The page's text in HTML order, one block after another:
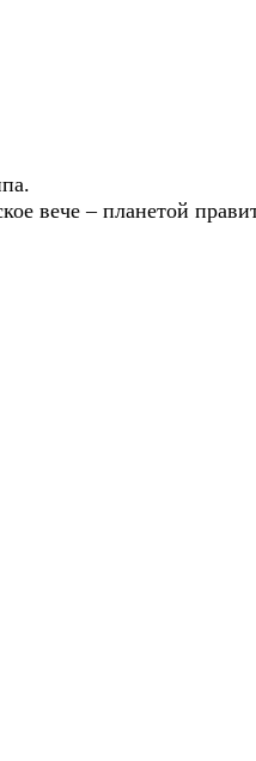
вече – планетой